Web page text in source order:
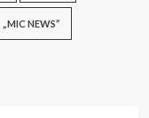
„MIC NEWS”